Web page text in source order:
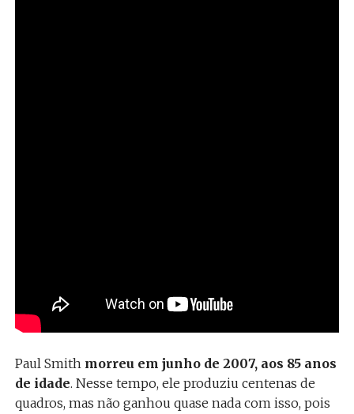
Paul Smithmorreu em junho de 2007, aos 85 anos
de idade. Nesse tempo, ele produziu centenas de
quadros, mas não ganhou quase nada com isso, pois